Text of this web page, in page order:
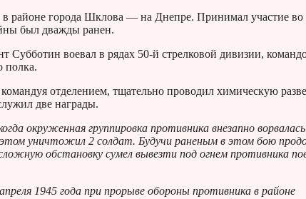
районе города Шклова — на Днепре. Принимал участие во
был дважды ранен.
воевал в рядах 50-й стрелковой дивизии,
полка.
отделением, тщательно проводил химическую
две награды.
окруженная группировка противника внезапно
уничтожил 2 солдат. Будучи раненым в этом бою
обстановку сумел вывезти под огнем противника
1945 года при прорыве обороны противника в районе